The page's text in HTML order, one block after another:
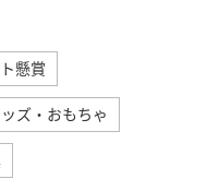
懸賞
ズ・おもちゃ